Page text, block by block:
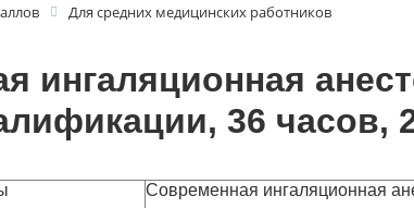
Для средних медицинских работников
ингаляционная
36 часов,
Современная ингаляционная